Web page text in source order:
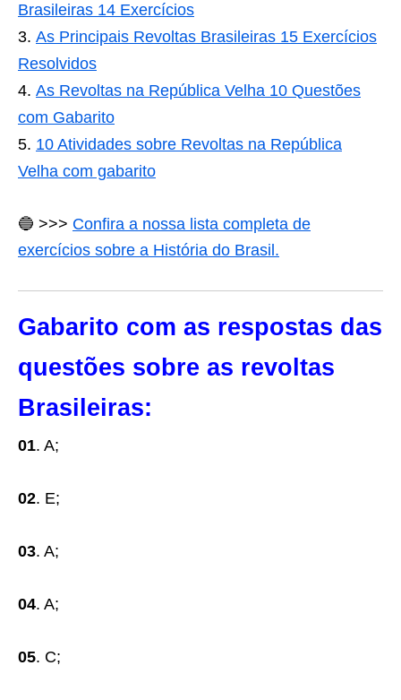
Brasileiras 14 Exercícios
As Principais Revoltas Brasileiras 15 Exercícios
Resolvidos
As Revoltas na República Velha 10 Questões
com Gabarito
10 Atividades sobre Revoltas na República
Velha com gabarito
🔵 >>> Confira a nossa lista completa de
exercícios sobre a História do Brasil.
Gabarito com as respostas das
questões sobre as revoltas
Brasileiras:
01. A;
02. E;
03. A;
04. A;
05. C;